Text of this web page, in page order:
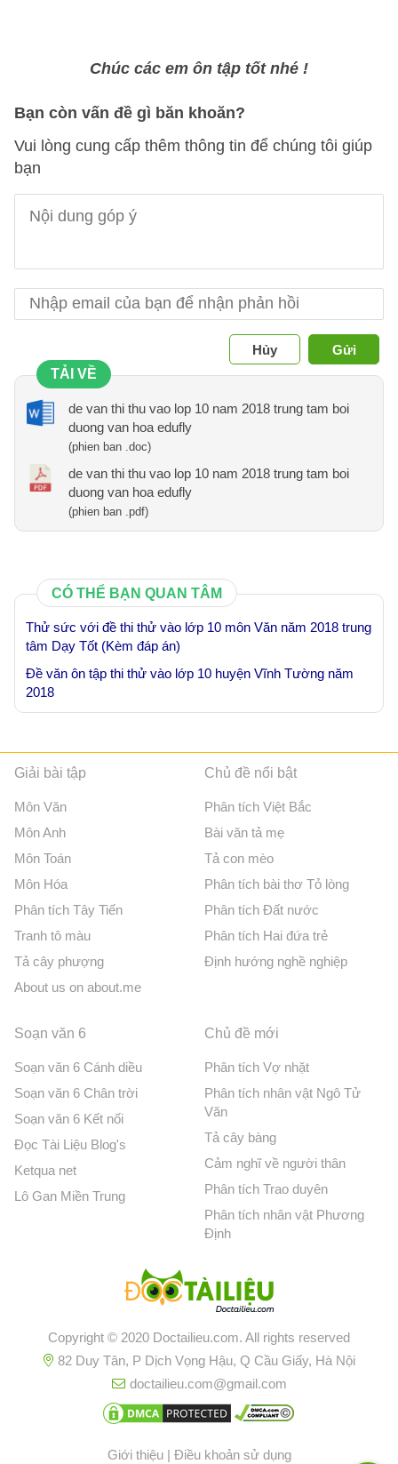
Chúc các em ôn tập tốt nhé !
Bạn còn vấn đề gì băn khoăn?
Vui lòng cung cấp thêm thông tin để chúng tôi giúp
bạn
Hủy
Gửi
TẢI VỀ
de van thi thu vao lop 10 nam 2018 trung tam boi
duong van hoa edufly
(phien ban .doc)
de van thi thu vao lop 10 nam 2018 trung tam boi
duong van hoa edufly
(phien ban .pdf)
CÓ THỂ BẠN QUAN TÂM
Thử sức với đề thi thử vào lớp 10 môn Văn năm 2018 trung
tâm Dạy Tốt (Kèm đáp án)
Đề văn ôn tập thi thử vào lớp 10 huyện Vĩnh Tường năm
2018
Giải bài tập
Môn Văn
Môn Anh
Môn Toán
Môn Hóa
Phân tích Tây Tiến
Tranh tô màu
Tả cây phượng
About us on about.me
Chủ đề nổi bật
Phân tích Việt Bắc
Bài văn tả mẹ
Tả con mèo
Phân tích bài thơ Tỏ lòng
Phân tích Đất nước
Phân tích Hai đứa trẻ
Định hướng nghề nghiệp
Soạn văn 6
Soạn văn 6 Cánh diều
Soạn văn 6 Chân trời
Soạn văn 6 Kết nối
Đọc Tài Liệu Blog's
Ketqua net
Lô Gan Miền Trung
Chủ đề mới
Phân tích Vợ nhặt
Phân tích nhân vật Ngô Tử
Văn
Tả cây bàng
Cảm nghĩ về người thân
Phân tích Trao duyên
Phân tích nhân vật Phương
Định
Copyright © 2020 Doctailieu.com. All rights reserved
82 Duy Tân, P Dịch Vọng Hậu, Q Cầu Giấy, Hà Nội
doctailieu.com@gmail.com
Giới thiệu| Điều khoản sử dụng